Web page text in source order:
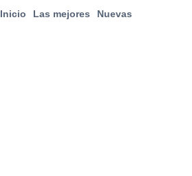
Inicio Las mejores Nuevas